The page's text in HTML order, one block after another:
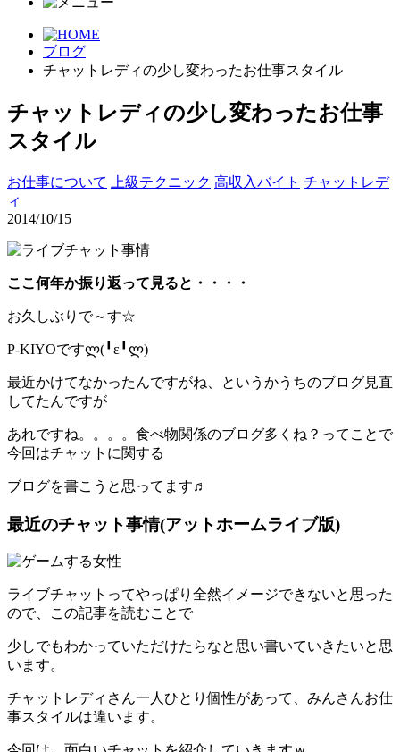
ブログ
チャットレディの少し変わったお仕事スタイル
チャットレディの少し変わったお仕事
スタイル
お仕事について 上級テクニック 高収入バイト チャットレデ
ィ
2014/10/15
ここ何年か振り返って見ると・・・・
お久しぶりで～す☆
P-KIYOですლ(╹ε╹ლ)
最近かけてなかったんですがね、というかうちのブログ見直
してたんですが
あれですね。。。。食べ物関係のブログ多くね？ってことで
今回はチャットに関する
ブログを書こうと思ってます♬
最近のチャット事情(アットホームライブ版)
ライブチャットってやっぱり全然イメージできないと思った
ので、この記事を読むことで
少しでもわかっていただけたらなと思い書いていきたいと思
います。
チャットレディさん一人ひとり個性があって、みんさんお仕
事スタイルは違います。